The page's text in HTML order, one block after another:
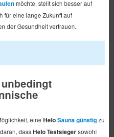
möchte, stellt sich besser auf
für eine lange Zukunft auf
der Gesundheit vertrauen.
eine HeloSauna günstigzu
dassHelo Testsiegersowohl